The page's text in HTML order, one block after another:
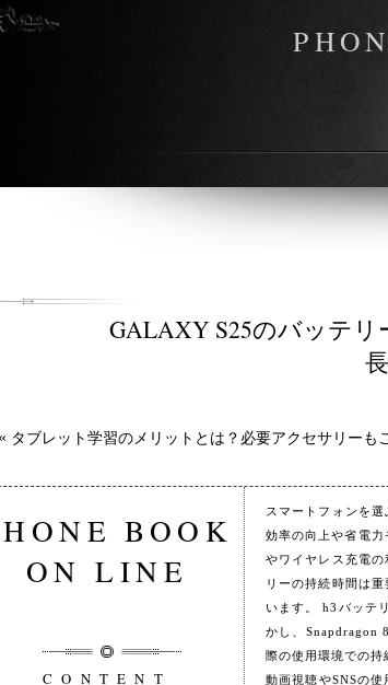
GALAXY S25のバッテリ
« タブレット学習のメリットとは？必要アクセサリーも
スマートフォンを
効率の向上や省電
やワイヤレス充電
リーの持続時間は
います。 h3バッテ
かし、Snapdragon
際の使用環境での
動画視聴やSNSの
BOOK
ON LINE
CONTENT